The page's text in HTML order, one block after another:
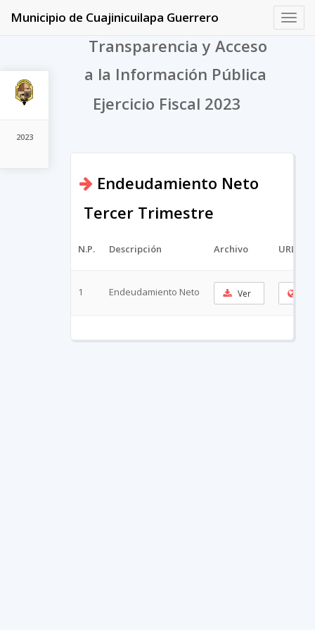
2023
Municipio de Cuajinicuilapa Guerrero
Transparencia y Acceso
a la Información Pública
Ejercicio Fiscal 2023
Endeudamiento Neto
Tercer Trimestre
N.P. Descripción Archivo URL
1 Endeudamiento Neto Ver